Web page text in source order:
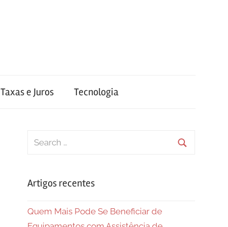
Taxas e Juros Tecnologia
Search
Artigos recentes
Quem Mais Pode Se Beneficiar de